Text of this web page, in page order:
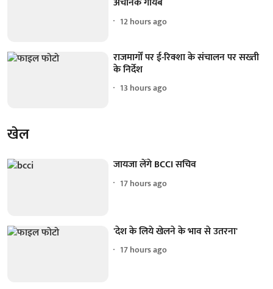
12 hours ago
राजमार्गों पर ई-रिक्शा के संचालन पर सख्ती
के निर्देश
13 hours ago
खेल
जायजा लेंगे BCCI सचिव
17 hours ago
'देश के लिये खेलने के भाव से उतरना'
17 hours ago